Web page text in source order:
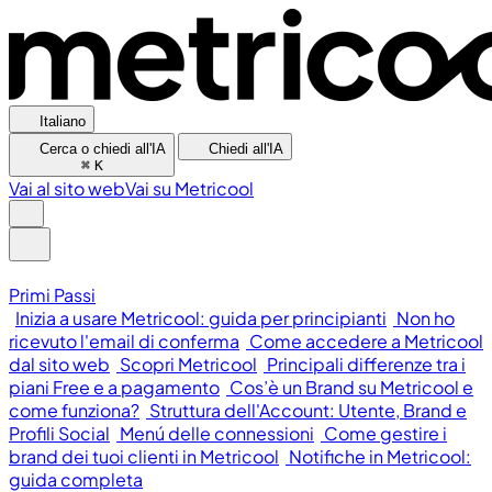
Italiano
Cerca o chiedi all'IA
⌘ K
Chiedi all'IA
Vai al sito webVai su Metricool
Primi Passi
Inizia a usare Metricool: guida per principianti Non ho
ricevuto l'email di conferma Come accedere a Metricool
dal sito web Scopri Metricool Principali differenze tra i
piani Free e a pagamento Cos’è un Brand su Metricool e
come funziona? Struttura dell'Account: Utente, Brand e
Profili Social Menú delle connessioni Come gestire i
brand dei tuoi clienti in Metricool Notifiche in Metricool:
guida completa